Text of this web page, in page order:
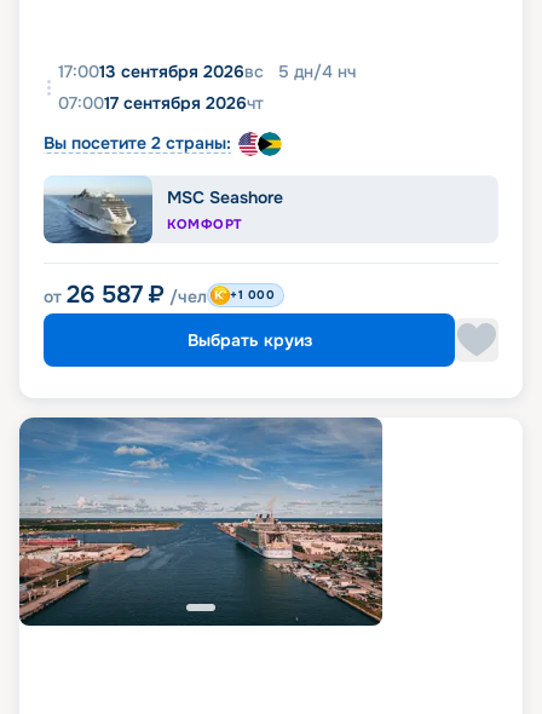
17:0013 сентября 2026вс 5 дн/4 нч
07:0017 сентября 2026чт
Вы посетите 2 страны:
MSC Seashore
КОМФОРТ
от 26 587 ₽ /чел +1 000
Выбрать круиз